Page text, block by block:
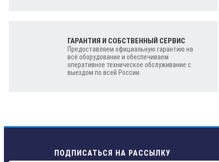
ГАРАНТИЯ И СОБСТВЕННЫЙ СЕРВИС
Предоставляем официальную гарантию на
всё оборудование и обеспечиваем
оперативное техническое обслуживание с
выездом по всей России.
ПОДПИСАТЬСЯ НА РАССЫЛКУ